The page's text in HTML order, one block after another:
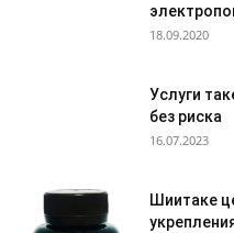
18.09.2020
Услуги
без риска
16.07.2023
Шиитаке